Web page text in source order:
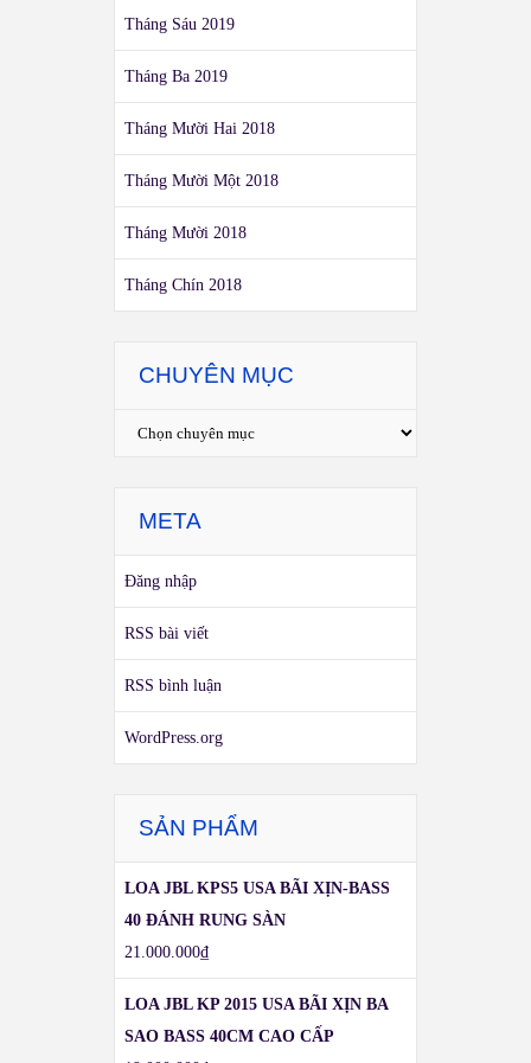
Tháng Sáu 2019
Tháng Ba 2019
Tháng Mười Hai 2018
Tháng Mười Một 2018
Tháng Mười 2018
Tháng Chín 2018
CHUYÊN MỤC
META
Đăng nhập
RSS bài viết
RSS bình luận
WordPress.org
SẢN PHẨM
LOA JBL KPS5 USA BÃI XỊN-BASS
40 ĐÁNH RUNG SÀN
21.000.000₫
LOA JBL KP 2015 USA BÃI XỊN BA
SAO BASS 40CM CAO CẤP